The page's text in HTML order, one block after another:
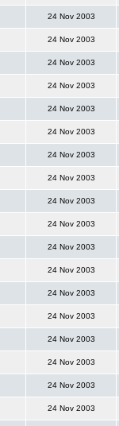
24 Nov 2003
24 Nov 2003
24 Nov 2003
24 Nov 2003
24 Nov 2003
24 Nov 2003
24 Nov 2003
24 Nov 2003
24 Nov 2003
24 Nov 2003
24 Nov 2003
24 Nov 2003
24 Nov 2003
24 Nov 2003
24 Nov 2003
24 Nov 2003
24 Nov 2003
24 Nov 2003